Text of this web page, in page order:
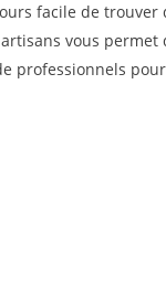
facile de trouver
vous
professionnels